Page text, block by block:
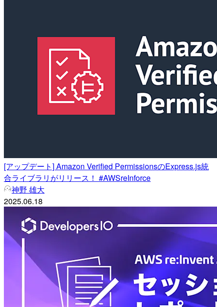
[アップデート] Amazon Verified PermissionsのExpress.js統
合ライブラリがリリース！ #AWSreInforce
神野 雄大
2025.06.18